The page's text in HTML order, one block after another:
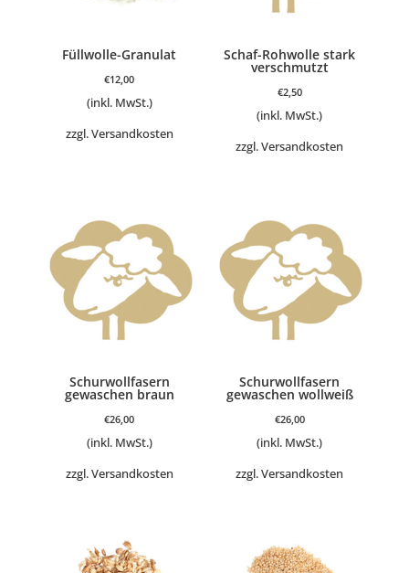
Füllwolle-Granulat
€12,00
(inkl. MwSt.)
zzgl.Versandkosten
Schaf-Rohwolle stark
verschmutzt
€2,50
(inkl. MwSt.)
zzgl.Versandkosten
Schurwollfasern
gewaschen braun
€26,00
(inkl. MwSt.)
zzgl.Versandkosten
Schurwollfasern
gewaschen wollweiß
€26,00
(inkl. MwSt.)
zzgl.Versandkosten